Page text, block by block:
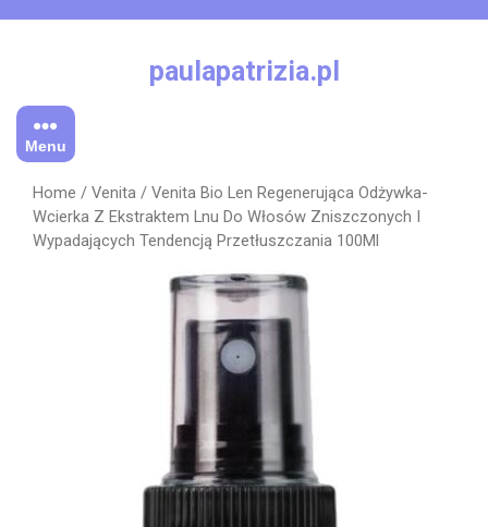
paulapatrizia.pl
Menu
Home / Venita / Venita Bio Len Regenerująca Odżywka-
Wcierka Z Ekstraktem Lnu Do Włosów Zniszczonych I
Wypadających Tendencją Przetłuszczania 100Ml